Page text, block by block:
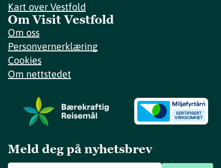
Kart over Vestfold
Om Visit Vestfold
Om oss
Personvernerklæring
Cookies
Om nettstedet
Meld deg på nyhetsbrev